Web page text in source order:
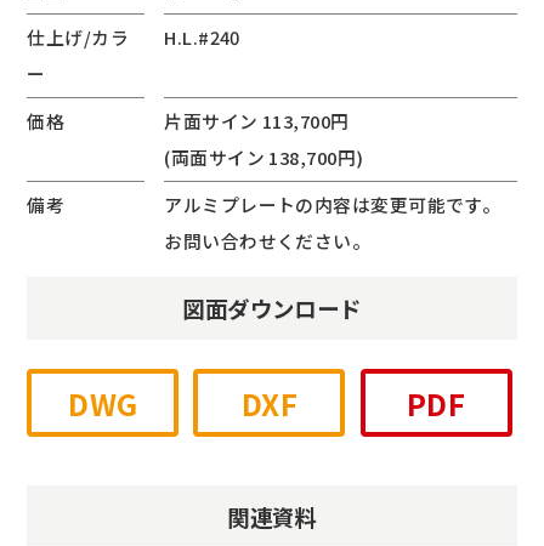
仕上げ/カラ
ー
H.L.#240
価格
片面サイン 113,700円
(両面サイン 138,700円)
備考
アルミプレートの内容は変更可能です。
お問い合わせください。
図面ダウンロード
DWG DXF PDF
関連資料